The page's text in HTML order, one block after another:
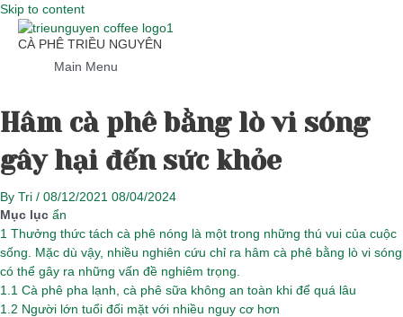
Skip to content
CÀ PHÊ TRIỀU NGUYÊN
Main Menu
Hâm cà phê bằng lò vi sóng
gây hại đến sức khỏe
By Tri / 08/12/2021 08/04/2024
Mục lục ẩn
1 Thưởng thức tách cà phê nóng là một trong những thú vui của cuộc
sống. Mặc dù vậy, nhiều nghiên cứu chỉ ra hâm cà phê bằng lò vi sóng
có thể gây ra những vấn đề nghiêm trọng.
1.1 Cà phê pha lạnh, cà phê sữa không an toàn khi để quá lâu
1.2 Người lớn tuổi đối mặt với nhiều nguy cơ hơn